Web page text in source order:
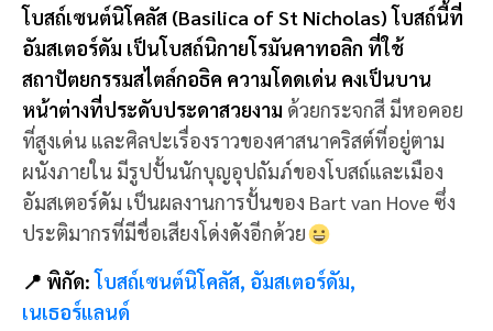
โบสถ์เซนต์นิโคลัส (Basilica of St Nicholas) โบสถ์นี้ที่
อัมสเตอร์ดัม เป็นโบสถ์นิกายโรมันคาทอลิก ที่ใช้
สถาปัตยกรรมสไตล์กอธิค ความโดดเด่น คงเป็นบาน
หน้าต่างที่ประดับประดาสวยงาม ด้วยกระจกสี มีหอคอย
ที่สูงเด่น และศิลปะเรื่องราวของศาสนาคริสต์ที่อยู่ตาม
ผนังภายใน มีรูปปั้นนักบุญอุปถัมภ์ของโบสถ์และเมือง
อัมสเตอร์ดัม เป็นผลงานการปั้นของ Bart van Hove ซึ่ง
ประติมากรที่มีชื่อเสียงโด่งดังอีกด้วย
📍 พิกัด:โบสถ์เซนต์นิโคลัส, อัมสเตอร์ดัม,
เนเธอร์แลนด์